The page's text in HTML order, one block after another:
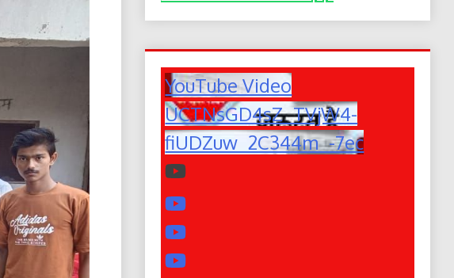
YouTube Video
UCTNsGD4sZ_TVjW4-
fiUDZuw_2C344m_-7ec